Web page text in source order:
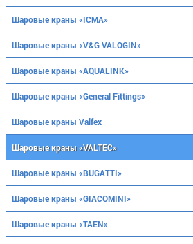
Шаровые краны «ICMA»
Шаровые краны «V&G VALOGIN»
Шаровые краны «AQUALINK»
Шаровые краны «General Fittings»
Шаровые краны Valfex
Шаровые краны «VALTEC»
Шаровые краны «BUGATTI»
Шаровые краны «GIACOMINI»
Шаровые краны «TAEN»